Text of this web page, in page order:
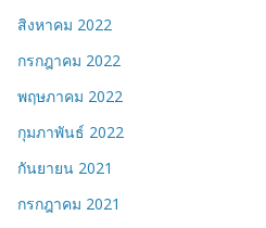
สิงหาคม 2022
กรกฎาคม 2022
พฤษภาคม 2022
กุมภาพันธ์ 2022
กันยายน 2021
กรกฎาคม 2021